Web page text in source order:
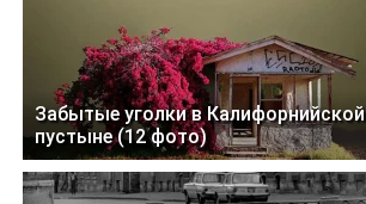
Забытые уголки в Калифорнийской
пустыне (12 фото)